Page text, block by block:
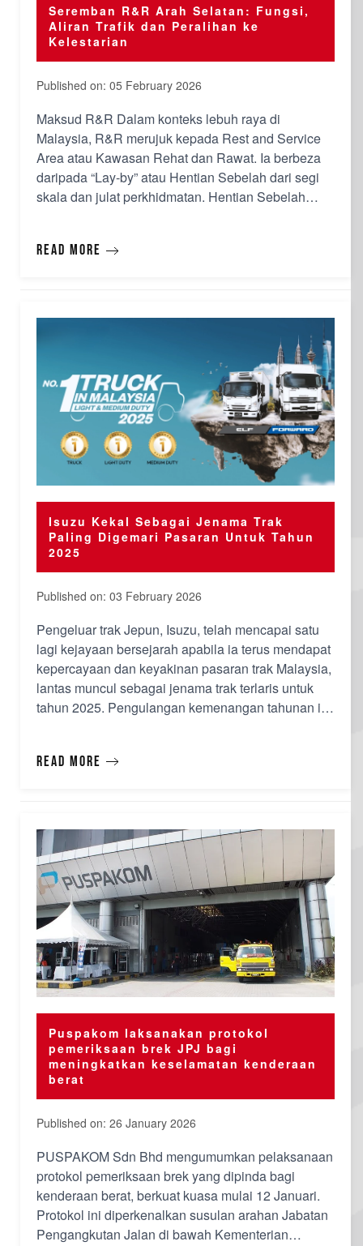
Seremban R&R Arah Selatan: Fungsi,
Aliran Trafik dan Peralihan ke
Kelestarian
Published on: 05 February 2026
Maksud R&R Dalam konteks lebuh raya di
Malaysia, R&R merujuk kepada Rest and Service
Area atau Kawasan Rehat dan Rawat. Ia berbeza
daripada “Lay-by” atau Hentian Sebelah dari segi
skala dan julat perkhidmatan. Hentian Sebelah
diwajibkan menyediakan stesen minyak, medan
Read more
Isuzu Kekal Sebagai Jenama Trak
Paling Digemari Pasaran Untuk Tahun
2025
Published on: 03 February 2026
Pengeluar trak Jepun, Isuzu, telah mencapai satu
lagi kejayaan bersejarah apabila ia terus mendapat
kepercayaan dan keyakinan pasaran trak Malaysia,
lantas muncul sebagai jenama trak terlaris untuk
tahun 2025. Pengulangan kemenangan tahunan ini
yang mementingkan pelanggan. Dengan lebih
Read more
Puspakom laksanakan protokol
pemeriksaan brek JPJ bagi
meningkatkan keselamatan kenderaan
berat
Published on: 26 January 2026
PUSPAKOM Sdn Bhd mengumumkan pelaksanaan
protokol pemeriksaan brek yang dipinda bagi
kenderaan berat, berkuat kuasa mulai 12 Januari.
Protokol ini diperkenalkan susulan arahan Jabatan
Pengangkutan Jalan di bawah Kementerian